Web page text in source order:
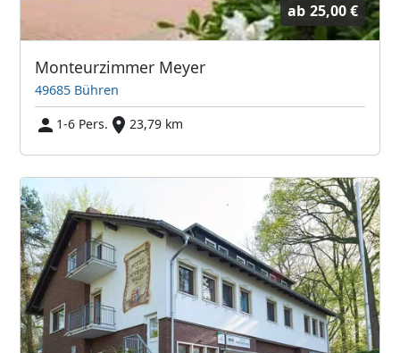
ab 25,00 €
Monteurzimmer Meyer
49685 Bühren
1-6 Pers.
23,79 km